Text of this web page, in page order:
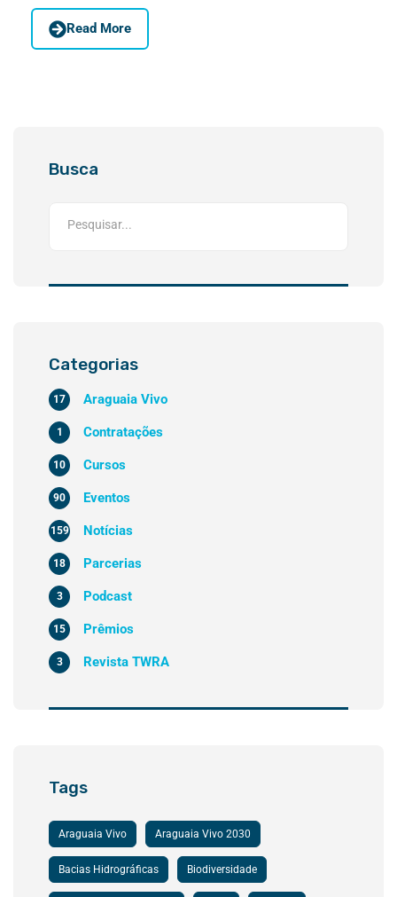
Read More
Busca
Categorias
Araguaia Vivo
17
Contratações
1
Cursos
10
Eventos
90
Notícias
159
Parcerias
18
Podcast
3
Prêmios
15
Revista TWRA
3
Tags
Araguaia Vivo Araguaia Vivo 2030
Bacias Hidrográficas Biodiversidade